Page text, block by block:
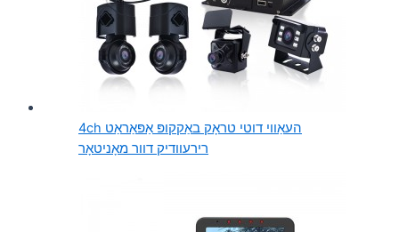
4ch העאַווי דוטי טראָק באַקקופּ אַפּאַראַט
רירעוודיק דוור מאָניטאָר